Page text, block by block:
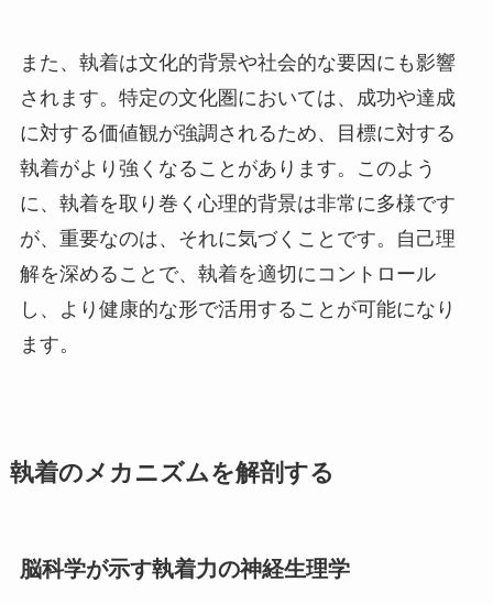
また、執着は文化的背景や社会的な要因にも影響
されます。特定の文化圏においては、成功や達成
に対する価値観が強調されるため、目標に対する
執着がより強くなることがあります。このよう
に、執着を取り巻く心理的背景は非常に多様です
が、重要なのは、それに気づくことです。自己理
解を深めることで、執着を適切にコントロール
し、より健康的な形で活用することが可能になり
ます。
執着のメカニズムを解剖する
脳科学が示す執着力の神経生理学